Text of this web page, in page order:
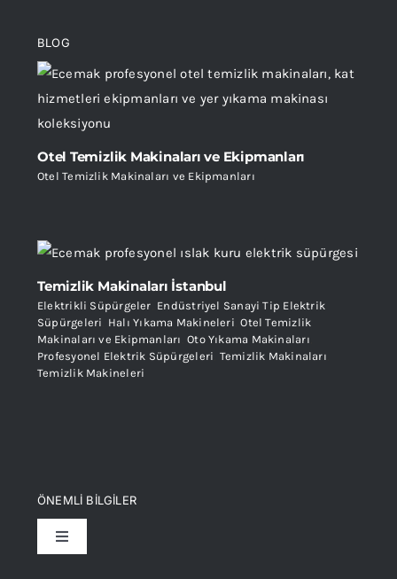
BLOG
Otel Temizlik Makinaları ve Ekipmanları
Otel Temizlik Makinaları ve Ekipmanları
Temizlik Makinaları İstanbul
Elektrikli Süpürgeler Endüstriyel Sanayi Tip Elektrik
Süpürgeleri Halı Yıkama Makineleri ,Otel Temizlik
Makinaları ve Ekipmanları ,Oto Yıkama Makinaları
Profesyonel Elektrik Süpürgeleri Temizlik Makinaları
Temizlik Makineleri
ÖNEMLİ BİLGİLER
Toggle